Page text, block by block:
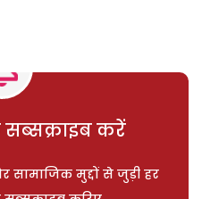
सब्सक्राइब करें
सामाजिक मुद्दों से जुड़ी हर